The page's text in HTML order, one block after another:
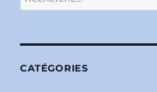
pour :
CATÉGORIES